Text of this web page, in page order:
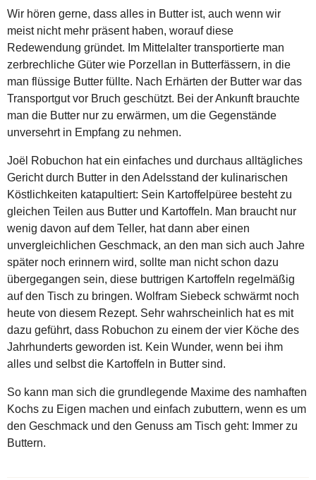
Wir hören gerne, dass alles in Butter ist, auch wenn wir
meist nicht mehr präsent haben, worauf diese
Redewendung gründet. Im Mittelalter transportierte man
zerbrechliche Güter wie Porzellan in Butterfässern, in die
man flüssige Butter füllte. Nach Erhärten der Butter war das
Transportgut vor Bruch geschützt. Bei der Ankunft brauchte
man die Butter nur zu erwärmen, um die Gegenstände
unversehrt in Empfang zu nehmen.
Joël Robuchon hat ein einfaches und durchaus alltägliches
Gericht durch Butter in den Adelsstand der kulinarischen
Köstlichkeiten katapultiert: Sein Kartoffelpüree besteht zu
gleichen Teilen aus Butter und Kartoffeln. Man braucht nur
wenig davon auf dem Teller, hat dann aber einen
unvergleichlichen Geschmack, an den man sich auch Jahre
später noch erinnern wird, sollte man nicht schon dazu
übergegangen sein, diese buttrigen Kartoffeln regelmäßig
auf den Tisch zu bringen. Wolfram Siebeck schwärmt noch
heute von diesem Rezept. Sehr wahrscheinlich hat es mit
dazu geführt, dass Robuchon zu einem der vier Köche des
Jahrhunderts geworden ist. Kein Wunder, wenn bei ihm
alles und selbst die Kartoffeln in Butter sind.
So kann man sich die grundlegende Maxime des namhaften
Kochs zu Eigen machen und einfach zubuttern, wenn es um
den Geschmack und den Genuss am Tisch geht: Immer zu
Buttern.